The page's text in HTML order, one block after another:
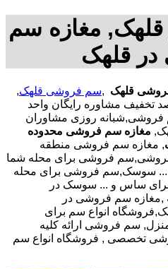
مغازه سم
قلهک
قلهک ,سم فروشی قلهک,
تخفیف مشاوره رایگان واحد
09196351909 سم فروشی,شبانه روزی مشاوران
مغازه سم فروشی محدوده
, مغازه سم فروشی منطقه
فروشی برای محله شما
سوسک,سم فروشی برای محله
ساس و ... سوسک در
,مغازه سم فروشی در
انواع سم برای
سم فروشی ارائه کلیه
تخصصی , فروشگاه انواع سم